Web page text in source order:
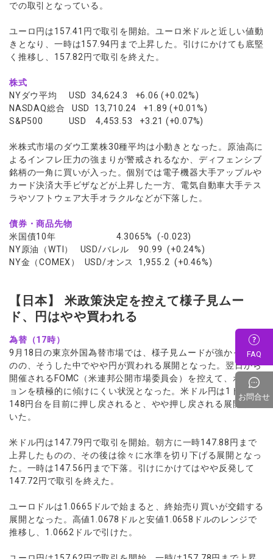
での取引となっている。
ユーロ円は157.41円で取引を開始。ユーロ米ドルと近しい値動
きとなり、一時は157.94円まで上昇した。引けにかけても底堅
く推移し、157.82円で取引を終えた。
株式
NYダウ平均 USD 34,624.3 +6.06 (+0.02%)
NASDAQ総合 USD 13,710.24 +1.89 (+0.01%)
S&P500 USD 4,453.53 +3.21 (+0.07%)
米株式市場のダウ工業株30種平均は小動きとなった。原油高に
よるインフレ圧力の強まりが警戒されるなか、ディフェンシブ
銘柄の一角に買いが入った。個別では電子機器大手アップルや
カード決済大手ビザなどが上昇した一方、電気自動車大手テス
ラやソフトウェア大手オラクルなどが下落した。
債券・商品先物
米国債10年 4.3065% (-0.023)
NY原油（WTI） USD/バレル 90.99 (+0.24%)
NY金（COMEX） USD/オンス 1,955.2 (+0.46%)
【日本】 米政策決定を控えて様子見ムー
ド、円はやや買われる
為替（17時）
9月18日の東京外国為替市場では、様子見ムードが強かったも
のの、そうした中でやや円が買われる展開となった。翌日から
開催されるFOMC（米連邦公開市場委員会）を控えて、ポジシ
ョンを積極的に傾けにくい状況となった。米ドル円は1ドル
148円台を目前に押し戻されると、やや押し戻される展開が続
いた。
米ドル円は147.79円で取引を開始。朝方に一時147.88円まで
上昇したものの、その後は徐々に水準を切り下げる展開となっ
た。一時は147.56円まで下落。引けにかけてはやや反発して
147.72円で取引を終えた。
ユーロドルは1.0665ドルで始まると、終始売り買いが交錯する
展開となった。高値1.0678ドルと安値1.0658ドルのレンジで
推移し、1.0662ドルで引けた。
FAQ
お問合せ